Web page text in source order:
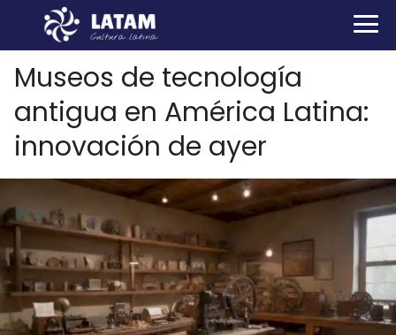
Museos de tecnología
antigua en América Latina:
innovación de ayer